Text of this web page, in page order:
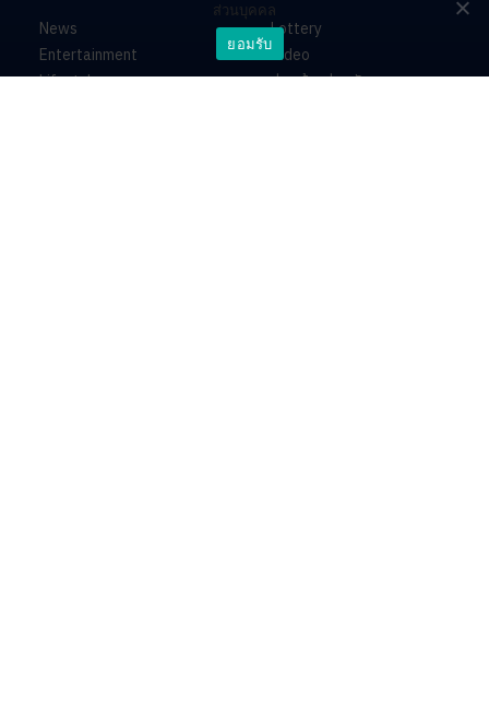
News
Entertainment
Lifestyle
Lottery
Video
ร่วมด้วยช่วยกัน
ส่วนบุคคล
ยอมรับ